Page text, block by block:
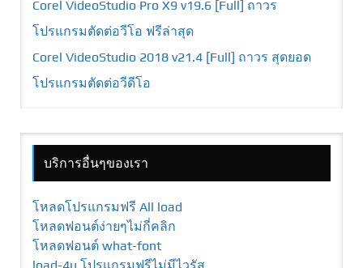
Corel VideoStudio Pro X9 v19.6 [Full] ถาวร
โปรแกรมตัดต่อวีโอ ฟรีล่าสุด
Corel VideoStudio 2018 v21.4 [Full] ถาวร สุดยอด
โปรแกรมตัดต่อวีดีโอ
บริการอื่นๆของเรา
โหลดโปรแกรมฟรี All load
โหลดฟอนต์ง่ายๆไม่กี่คลิก
โหลดฟอนต์ what-font